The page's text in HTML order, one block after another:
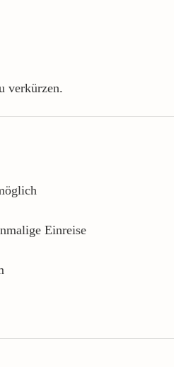
verkürzen.
Einreise